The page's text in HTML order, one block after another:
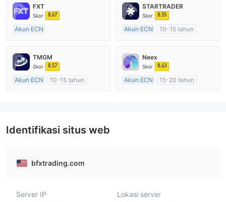
FXT
Skor 8.67
Akun ECN
Diatur di Australia
Market Maker (MM)
STARTRADER
Skor 8.55
Akun ECN
10-15 tahun
Market Maker (MM)
Lisensi Penuh MT4
TMGM
Skor 8.57
Akun ECN
10-15 tahun
Neex
Skor 8.63
Akun ECN
15-20 tahun
Identifikasi situs web
bfxtrading.com
Server IP
Lokasi server